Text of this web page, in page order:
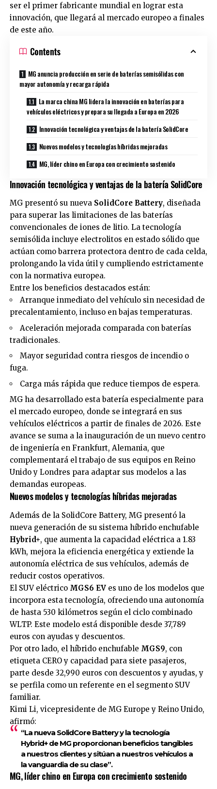
ser el primer fabricante mundial en lograr esta
innovación, que llegará al mercado europeo a finales
de este año.
Contents
MG anuncia producción en serie de baterías semisólidas con
mayor autonomía y recarga rápida
La marca china MG lidera la innovación en baterías para
vehículos eléctricos y prepara su llegada a Europa en 2026
Innovación tecnológica y ventajas de la batería SolidCore
Nuevos modelos y tecnologías híbridas mejoradas
MG, líder chino en Europa con crecimiento sostenido
Innovación tecnológica y ventajas de la batería SolidCore
MG presentó su nueva SolidCore Battery, diseñada
para superar las limitaciones de las baterías
convencionales de iones de litio. La tecnología
semisólida incluye electrolitos en estado sólido que
actúan como barrera protectora dentro de cada celda,
prolongando la vida útil y cumpliendo estrictamente
con la normativa europea.
Entre los beneficios destacados están:
Arranque inmediato del vehículo sin necesidad de
precalentamiento, incluso en bajas temperaturas.
Aceleración mejorada comparada con baterías
tradicionales.
Mayor seguridad contra riesgos de incendio o
fuga.
Carga más rápida que reduce tiempos de espera.
MG ha desarrollado esta batería especialmente para
el mercado europeo, donde se integrará en sus
vehículos eléctricos a partir de finales de 2026. Este
avance se suma a la inauguración de un nuevo centro
de ingeniería en Frankfurt, Alemania, que
complementará el trabajo de sus equipos en Reino
Unido y Londres para adaptar sus modelos a las
demandas europeas.
Nuevos modelos y tecnologías híbridas mejoradas
Además de la SolidCore Battery, MG presentó la
nueva generación de su sistema híbrido enchufable
Hybrid+, que aumenta la capacidad eléctrica a 1.83
kWh, mejora la eficiencia energética y extiende la
autonomía eléctrica de sus vehículos, además de
reducir costos operativos.
El SUV eléctrico MGS6 EV es uno de los modelos que
incorpora esta tecnología, ofreciendo una autonomía
de hasta 530 kilómetros según el ciclo combinado
WLTP. Este modelo está disponible desde 37,789
euros con ayudas y descuentos.
Por otro lado, el híbrido enchufable MGS9, con
etiqueta CERO y capacidad para siete pasajeros,
parte desde 32,990 euros con descuentos y ayudas, y
se perfila como un referente en el segmento SUV
familiar.
Kimi Li, vicepresidente de MG Europe y Reino Unido,
afirmó:
“La nueva SolidCore Battery y la tecnología
Hybrid+ de MG proporcionan beneficios tangibles
a nuestros clientes y sitúan a nuestros vehículos a
la vanguardia de su clase”.
MG, líder chino en Europa con crecimiento sostenido